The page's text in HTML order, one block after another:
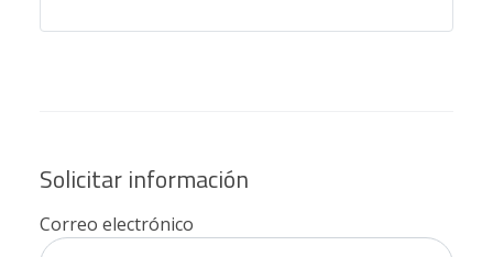
Solicitar información
Correo electrónico